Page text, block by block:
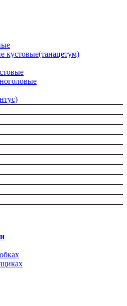
кустовые(танацетум)